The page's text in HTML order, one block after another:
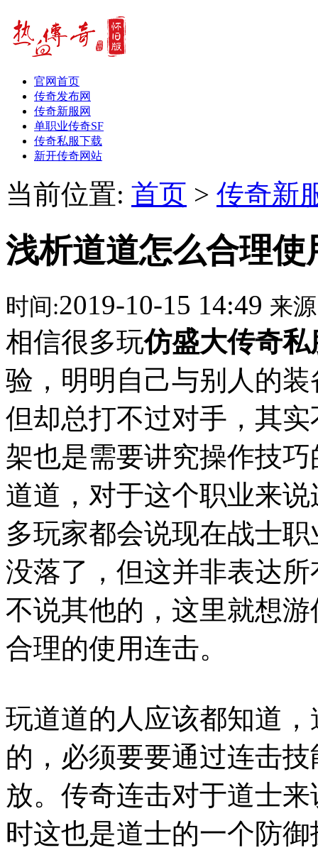
官网首页
传奇发布网
传奇新服网
单职业传奇SF
传奇私服下载
新开传奇网站
当前位置: 首页 > 传奇新
浅析道道怎么合理使
时间:2019-10-15 14:49 来
相信很多玩仿盛大传奇私
验，明明自己与别人的
但却总打不过对手，其
架也是需要讲究操作技
道道，对于这个职业来
多玩家都会说现在战士
没落了，但这并非表达
不说其他的，这里就想
合理的使用连击。
玩道道的人应该都知道
的，必须要要通过连击
放。传奇连击对于道士
时这也是道士的一个防